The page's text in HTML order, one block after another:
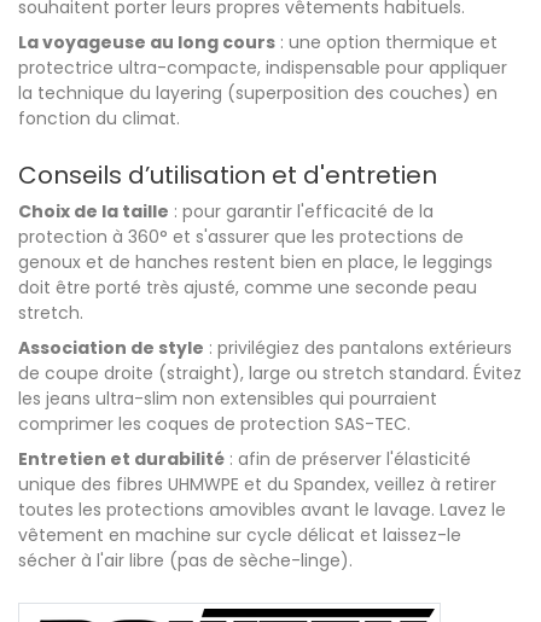
souhaitent porter leurs propres vêtements habituels.
La voyageuse au long cours : une option thermique et
protectrice ultra-compacte, indispensable pour appliquer
la technique du layering (superposition des couches) en
fonction du climat.
Conseils d’utilisation et d'entretien
Choix de la taille : pour garantir l'efficacité de la
protection à 360° et s'assurer que les protections de
genoux et de hanches restent bien en place, le leggings
doit être porté très ajusté, comme une seconde peau
stretch.
Association de style : privilégiez des pantalons extérieurs
de coupe droite (straight), large ou stretch standard. Évitez
les jeans ultra-slim non extensibles qui pourraient
comprimer les coques de protection SAS-TEC.
Entretien et durabilité : afin de préserver l'élasticité
unique des fibres UHMWPE et du Spandex, veillez à retirer
toutes les protections amovibles avant le lavage. Lavez le
vêtement en machine sur cycle délicat et laissez-le
sécher à l'air libre (pas de sèche-linge).